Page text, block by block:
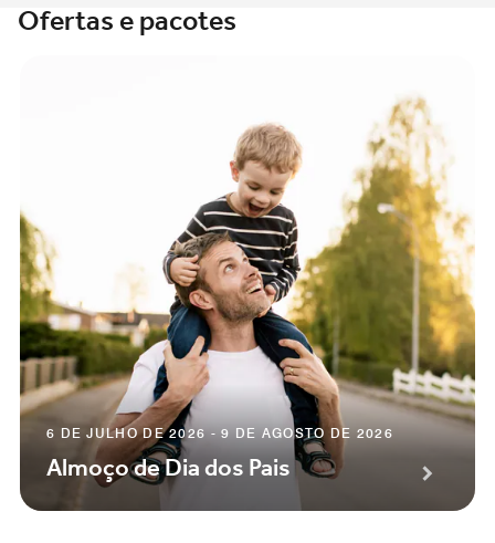
Ofertas e pacotes
6 DE JULHO DE 2026 - 9 DE AGOSTO DE 2026
Almoço de Dia dos Pais